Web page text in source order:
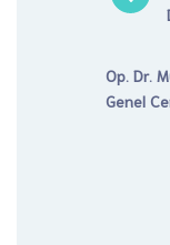
Op. Dr.
Genel